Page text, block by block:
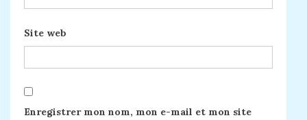
Site web
Enregistrer mon nom, mon e-mail et mon site